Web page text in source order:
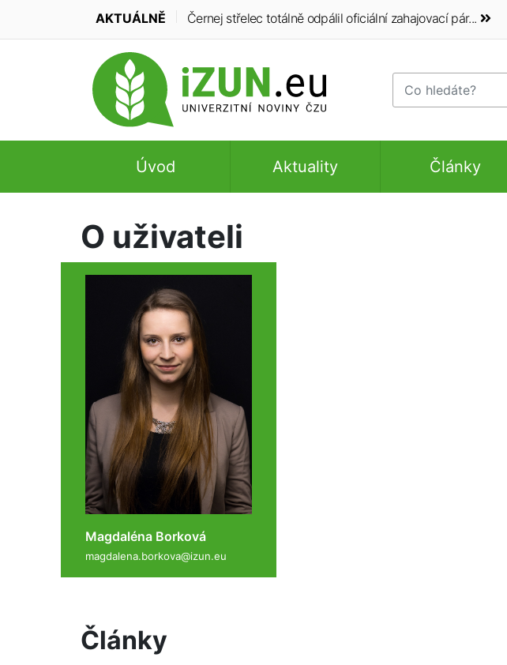
AKTUÁLNĚ Černej střelec totálně odpálil oficiální zahajovací pár...
Úvod Aktuality Články
O uživateli
Magdaléna Borková
magdalena.borkova@izun.eu
Články